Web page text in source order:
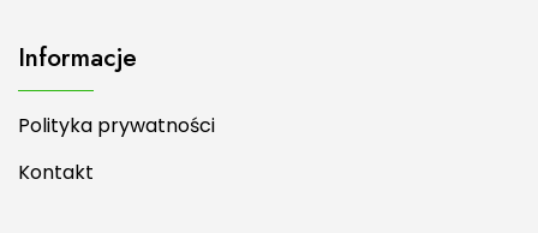
Informacje
Polityka prywatności
Kontakt